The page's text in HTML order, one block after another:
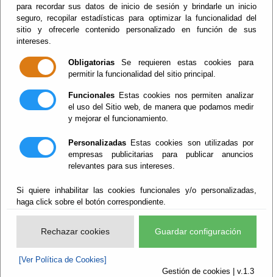
para recordar sus datos de inicio de sesión y brindarle un inicio
seguro, recopilar estadísticas para optimizar la funcionalidad del
sitio y ofrecerle contenido personalizado en función de sus
intereses.
Obligatorias Se requieren estas cookies para
permitir la funcionalidad del sitio principal.
Funcionales Estas cookies nos permiten analizar
el uso del Sitio web, de manera que podamos medir
y mejorar el funcionamiento.
Personalizadas Estas cookies son utilizadas por
empresas publicitarias para publicar anuncios
relevantes para sus intereses.
Si quiere inhabilitar las cookies funcionales y/o personalizadas,
haga click sobre el botón correspondiente.
Rechazar cookies Guardar configuración
[Ver Política de Cookies]
Gestión de cookies | v.1.3
Fiestas de Verano
en Urrácal
(Segunda semana
de Agosto)
[Inserte aquí el contenido]Las Fiestas Patronales
sirven para que el pueblo cambie por completo y
motivo de las fiestas, la población se multiplica,
pues acuden aquellas personas que tuvieron que
pueblo. Entre los actos que se programan en estas
fiestas se encuentran misas en honor al Santo
patrón y procesiones. Porque las Fiestas
Patronales son una tradición fruto de un legado